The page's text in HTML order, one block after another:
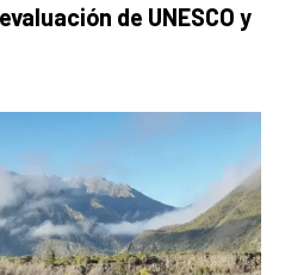
de UNESCO y